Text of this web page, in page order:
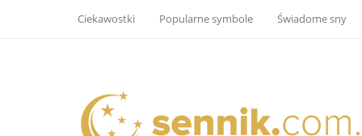
Ciekawostki Popularne symbole Świadome sny